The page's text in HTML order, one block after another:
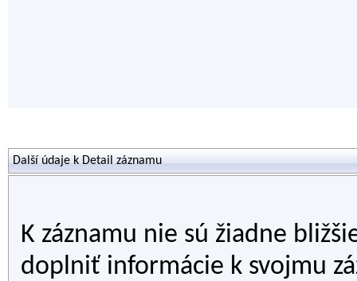
Další údaje k Detail záznamu
K záznamu nie sú žiadne
doplniť informácie k svojmu